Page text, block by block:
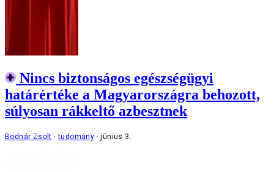
Nincs biztonságos egészségügyi
határértéke a Magyarországra behozott,
súlyosan rákkeltő azbesztnek
Bodnár Zsolt tudomány június 3.